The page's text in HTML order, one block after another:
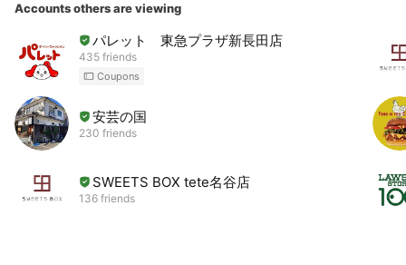
Accounts others are viewing
パレット 東急プラザ新長田店
435 friends
Coupons
安芸の国
230 friends
SWEETS BOX tete名谷店
136 friends